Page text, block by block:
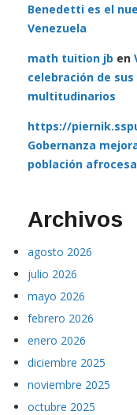
Benedetti es el
Venezuela
math tuition jb en
celebración de
multitudinarios
https://
Gobernanza
población
Archivos
agosto 2026
julio 2026
mayo 2026
febrero 2026
enero 2026
diciembre 2025
noviembre 2025
octubre 2025